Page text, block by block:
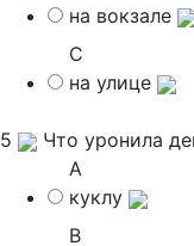
на вокзале
C
на улице
5
Что уронила
A
куклу
B